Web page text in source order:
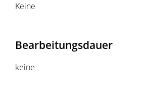
Keine
Bearbeitungsdauer
keine